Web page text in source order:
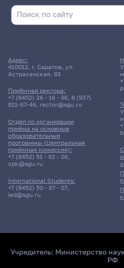
Адрес:
410012, г. Саратов, ул.
Астраханская, 83
Приёмная ректора:
+7 (8452) 26 - 16 - 96, 8 (937)
811-67-46, rector@sgu.ru
Отдел по организации
приёма на основные
образовательные
программы (Центральная
приёмная комиссия):
+7 (8452) 51 - 92 - 26,
cpk@sgu.ru
International Students:
+7 (8452) 50 - 87 - 07,
ied@sgu.ru
Учредитель: Министерство
РФ